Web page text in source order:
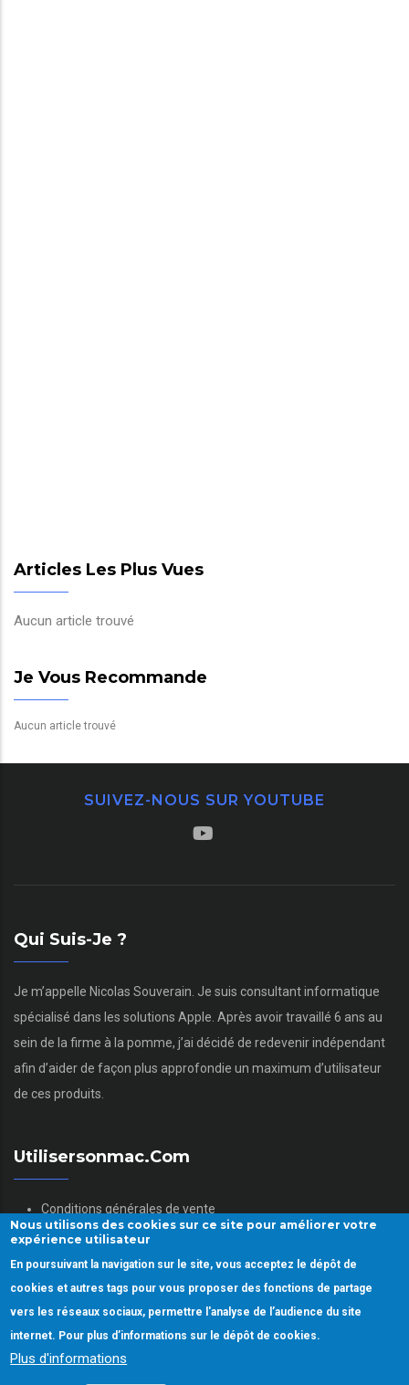
Articles Les Plus Vues
Aucun article trouvé
Je Vous Recommande
Aucun article trouvé
SUIVEZ-NOUS SUR YOUTUBE
Qui Suis-Je ?
Je m’appelle Nicolas Souverain. Je suis consultant informatique
spécialisé dans les solutions Apple. Après avoir travaillé 6 ans au
sein de la firme à la pomme, j’ai décidé de redevenir indépendant
afin d’aider de façon plus approfondie un maximum d’utilisateur
de ces produits.
Utilisersonmac.com
Conditions générales de vente
Mentions légales
Politique des données personnelles
Gestion des Cookies
Nous utilisons des cookies sur ce site pour améliorer votre
expérience utilisateur
En poursuivant la navigation sur le site, vous acceptez le dépôt de
cookies et autres tags pour vous proposer des fonctions de partage
vers les réseaux sociaux, permettre l'analyse de l’audience du site
internet. Pour plus d’informations sur le dépôt de cookies.
Plus d'informations